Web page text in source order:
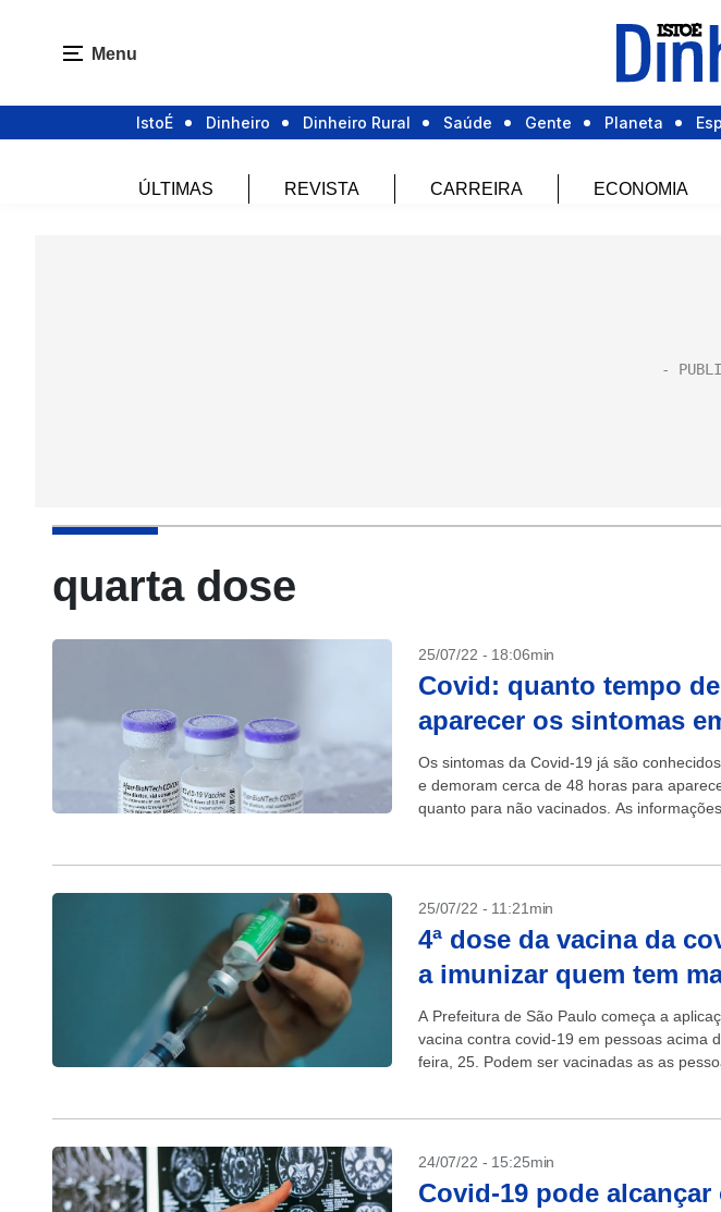
Menu
IstoÉ Dinheiro Dinheiro Rural Saúde Gente Planeta
ÚLTIMAS REVISTA CARREIRA ECONOMIA
quarta dose
25/07/22 - 18:06min
Covid: quanto tempo
aparecer os sintomas
Os sintomas da Covid-19 já são
e demoram cerca de 48 horas para
quanto para não vacinados. As
25/07/22 - 11:21min
4ª dose da vacina da
a imunizar quem tem
A Prefeitura de São Paulo começa a
vacina contra covid-19 em pessoas acima
feira, 25. Podem ser vacinadas as as
24/07/22 - 15:25min
Covid-19 pode